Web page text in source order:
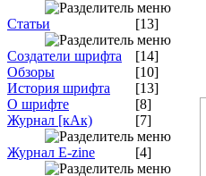
Статьи [13]
Создатели шрифта
[14]
Обзоры
[10]
История шрифта
[13]
О шрифте
[8]
Журнал [кАк)
[7]
Журнал E-zine [4]